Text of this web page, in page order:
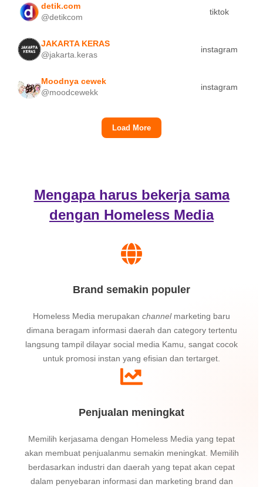
detik.com
@detikcom
tiktok
JAKARTA KERAS
@jakarta.keras
instagram
Moodnya cewek
@moodcewekk
instagram
Load More
Mengapa harus bekerja sama
dengan Homeless Media
Brand semakin populer
Homeless Media merupakan channel marketing baru
dimana beragam informasi daerah dan category tertentu
langsung tampil dilayar social media Kamu, sangat cocok
untuk promosi instan yang efisian dan tertarget.
Penjualan meningkat
Memilih kerjasama dengan Homeless Media yang tepat
akan membuat penjualanmu semakin meningkat. Memilih
berdasarkan industri dan daerah yang tepat akan cepat
dalam penyebaran informasi dan marketing brand dan